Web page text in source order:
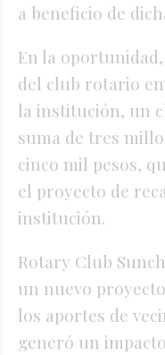
a beneficio de
En la
del club rotario
la institución, un
suma de tres
cinco mil pesos,
el proyecto de
institución.
Rotary Club
un nuevo
los aportes de
generó un